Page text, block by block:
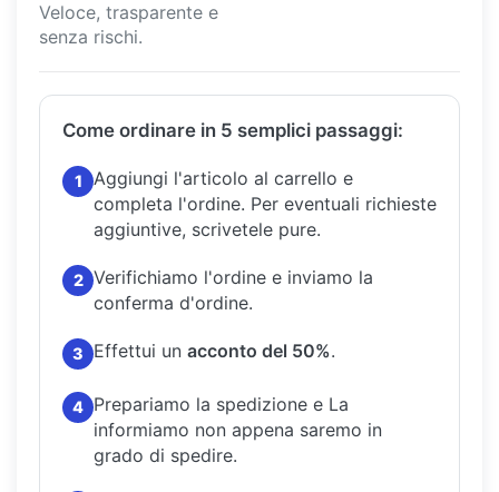
Veloce, trasparente e
senza rischi.
Come ordinare in 5 semplici passaggi:
1
Aggiungi l'articolo al carrello e
completa l'ordine. Per eventuali richieste
aggiuntive, scrivetele pure.
2 Verifichiamo l'ordine e inviamo la
conferma d'ordine.
3 Effettui un acconto del 50%.
4 Prepariamo la spedizione e La
informiamo non appena saremo in
grado di spedire.